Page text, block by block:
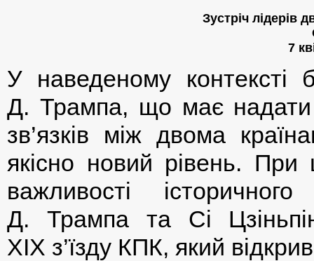
Зустріч лідерів
7
У наведеному контексті
Д. Трампа, що має
зв’язків між двома
якісно новий рівень.
важливості
Д. Трампа та Сі
ХІХ з’їзду КПК, який